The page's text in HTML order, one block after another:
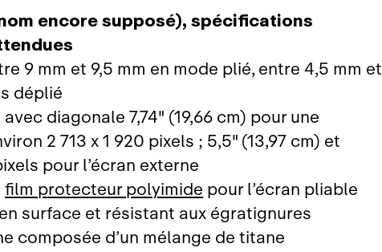
encore supposé), spécifications
9 mm et 9,5 mm en mode plié, entre 4,5 mm et
déplié
diagonale 7,74" (19,66 cm) pour une
2 713 x 1 920 pixels ; 5,5" (13,97 cm) et
pour l’écran externe
film protecteur polyimidepour l’écran pliable
surface et résistant aux égratignures
composée d’un mélange de titane